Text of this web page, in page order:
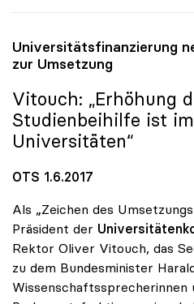
Universitätsfinanzierung
zur Umsetzung
Vitouch: „Erhöhung
Studienbeihilfe ist
Universitäten“
OTS 1.6.2017
Als „Zeichen des
Präsident der
Rektor Oliver Vitouch, das
zu dem Bundesminister